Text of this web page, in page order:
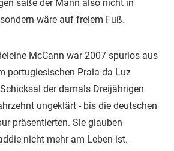
säße der Mann also nicht in
wäre auf freiem Fuß.
McCann war 2007 spurlos aus
portugiesischen Praia da Luz
der damals Dreijährigen
ungeklärt - bis die deutschen
präsentierten. Sie glauben
nicht mehr am Leben ist.